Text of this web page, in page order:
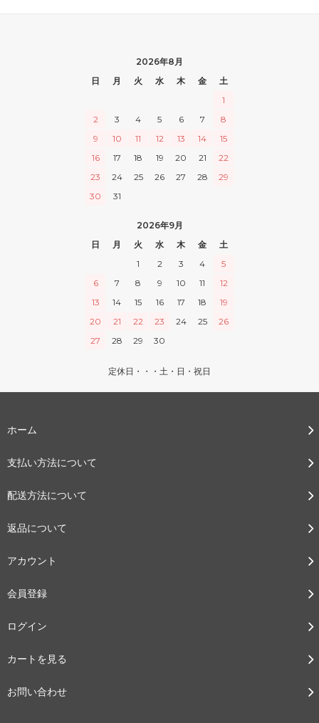
2026年8月
日
月 火 水 木 金
土
1
2
3 4 5 6 7
8
9
10 11 12 13 14
15
16
17 18 19 20 21
22
23
24 25 26 27 28
29
30
31
2026年9月
日
月 火 水 木 金
土
1
2 3 4
5
6
7 8 9 10 11
12
13
14 15 16 17 18
19
20
21 22 23 24 25
26
27
28 29 30
定休日・・・土・日・祝日
ホーム
支払い方法について
配送方法について
返品について
アカウント
会員登録
ログイン
カートを見る
お問い合わせ